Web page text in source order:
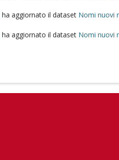
ha aggiornato il dataset Nomi nuovi
ha aggiornato il dataset Nomi nuovi